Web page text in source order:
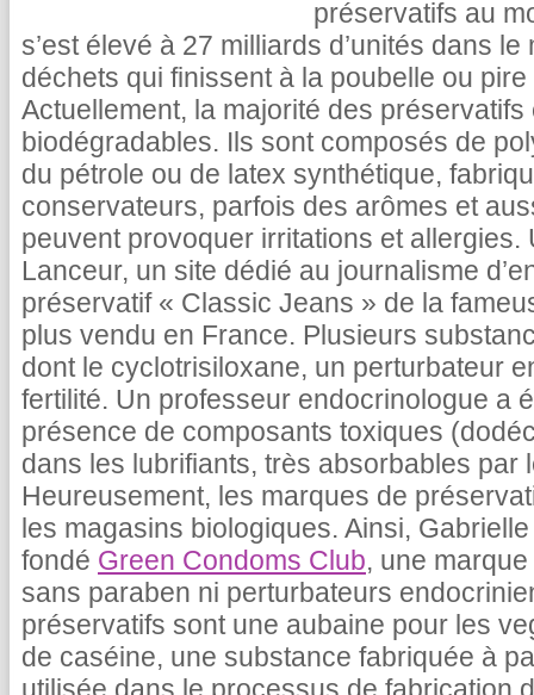
préservatifs au
s’est élevé à 27 milliards d’unités dans
déchets qui finissent à la poubelle ou
Actuellement, la majorité des
biodégradables. Ils sont composés de
du pétrole ou de latex synthétique,
conservateurs, parfois des arômes et
peuvent provoquer irritations et
Lanceur, un site dédié au journalisme
préservatif « Classic Jeans » de la
plus vendu en France. Plusieurs
dont le cyclotrisiloxane, un perturbateur
fertilité. Un professeur endocrinologue a
présence de composants toxiques
dans les lubrifiants, très absorbables
Heureusement, les marques de
les magasins biologiques. Ainsi,
fondé Green Condoms Club, une
sans paraben ni perturbateurs
préservatifs sont une aubaine pour les
de caséine, une substance fabriquée à